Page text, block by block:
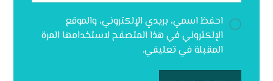
احفظ اسمي، بريدي الإلكتروني، والموقع
الإلكتروني في هذا المتصفح لاستخدامها المرة
المقبلة في تعليقي.